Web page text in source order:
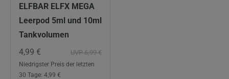
ELFBAR ELFX MEGA
Leerpod 5ml und 10ml
Tankvolumen
UVP 6,99 €
4,99 €
Niedrigster Preis der letzten
30 Tage: 4,99 €